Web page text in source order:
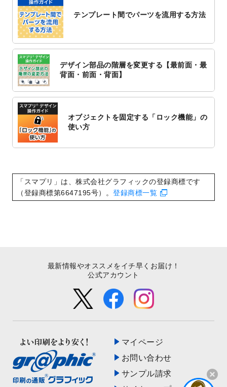
2022/10/14
年賀ポスターのデザインテンプレートを公
2022/10/6
チラシ作成からポスティング配布注文まで
2022/10/1
2023年版1月始まりのカレンダーデザイン
2022/9/21
コンサートのチラシデザインテンプレート
2022/9/5
年賀状のデザインテンプレート
2022/9/5
喪中はがきのデザインテンプレートを公開
2022/8/24
印刷用データの解像度
を引き上げまし
た！
テンプレート間でパーツを流用する方法
デザイン部品の階層を変更する【最前面・最
背面・前面・背面】
オブジェクトを固定する「ロック機能」の
使い方
「スマプリ」は、株式会社グラフィックの登録商標です
（登録商標第6647195号）。 登録商標一覧
マイページ
お問い合わせ
サンプル請求
最新情報やオススメをイチ早くお届け！
公式アカウント